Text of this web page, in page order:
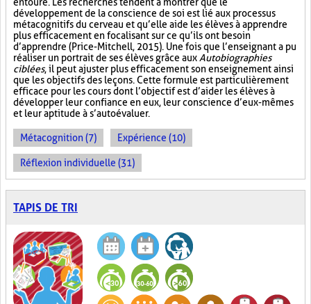
développement de la conscience de soi est lié aux processus
métacognitifs du cerveau et qu’elle aide les élèves à apprendre
plus efficacement en focalisant sur ce qu’ils ont besoin
d’apprendre (Price-Mitchell, 2015). Une fois que l’enseignant a pu
réaliser un portrait de ses élèves grâce aux Autobiographies
ciblées, il peut ajuster plus efficacement son enseignement ainsi
que les objectifs des leçons. Cette formule est particulièrement
efficace pour les cours dont l’objectif est d’aider les élèves à
développer leur confiance en eux, leur conscience d’eux-mêmes
et leur aptitude à s’autoévaluer.
Métacognition (7) Expérience (10)
Réflexion individuelle (31)
TAPIS DE TRI